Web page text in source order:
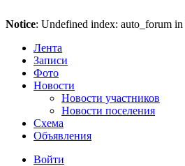
Notice: Undefined index: auto_forum in
Лента
Записи
Фото
Новости
Новости участников
Новости поселения
Схема
Объявления
Войти